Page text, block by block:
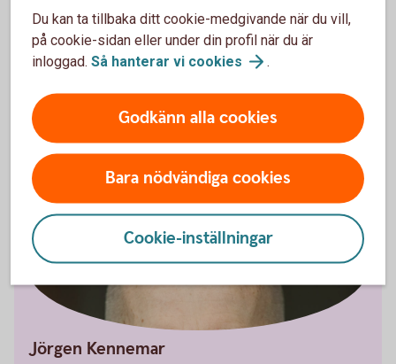
det bra att sänka riskerna i verksamheten. Se till att ha
planer för att hantera olika typer av risker som kan
skapa problem i ditt företag.
så att du kan agera på nya politiska beslut eller
Jörgen Kennemar
Du kan ta tillbaka ditt cookie-medgivande när du vill,
på cookie-sidan eller under din profil när du är
inloggad. Så hanterar vi cookies .
Godkänn alla cookies
Bara nödvändiga cookies
Cookie-inställningar